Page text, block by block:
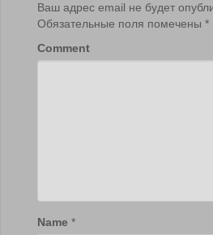
Ваш адрес email не будет
Обязательные поля помечены *
Comment
Name *